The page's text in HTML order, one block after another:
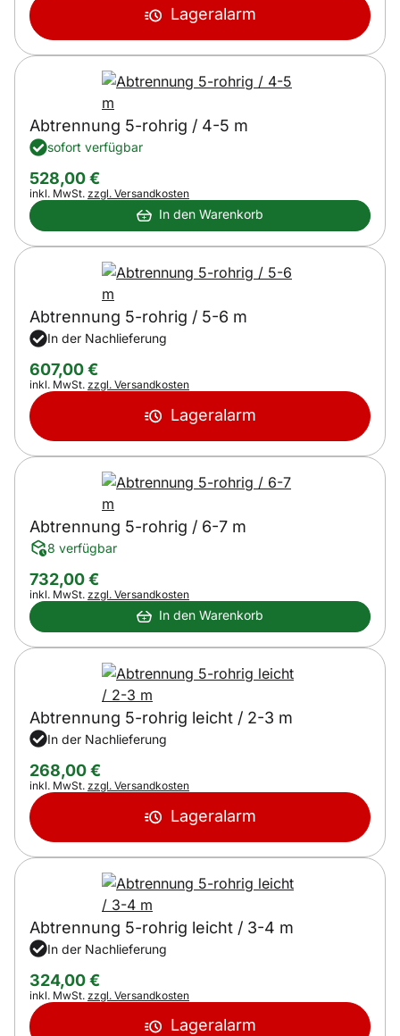
Lageralarm
Abtrennung 5-rohrig / 4-5 m
sofort verfügbar
528,00€
Steuerhinweis:
inkl. MwSt. zzgl. Versandkosten
In den Warenkorb
Abtrennung 5-rohrig / 5-6 m
In der Nachlieferung
607,00€
Steuerhinweis:
inkl. MwSt. zzgl. Versandkosten
Lageralarm
Abtrennung 5-rohrig / 6-7 m
8 verfügbar
732,00€
Steuerhinweis:
inkl. MwSt. zzgl. Versandkosten
In den Warenkorb
Abtrennung 5-rohrig leicht / 2-3 m
In der Nachlieferung
268,00€
Steuerhinweis:
inkl. MwSt. zzgl. Versandkosten
Lageralarm
Abtrennung 5-rohrig leicht / 3-4 m
In der Nachlieferung
324,00€
Steuerhinweis:
inkl. MwSt. zzgl. Versandkosten
Lageralarm